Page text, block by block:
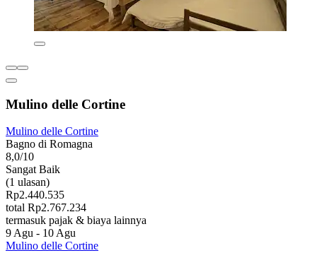
Mulino delle Cortine
Mulino delle Cortine
Bagno di Romagna
8,0/10
Sangat Baik
(1 ulasan)
Rp2.440.535
total Rp2.767.234
termasuk pajak & biaya lainnya
9 Agu - 10 Agu
Mulino delle Cortine